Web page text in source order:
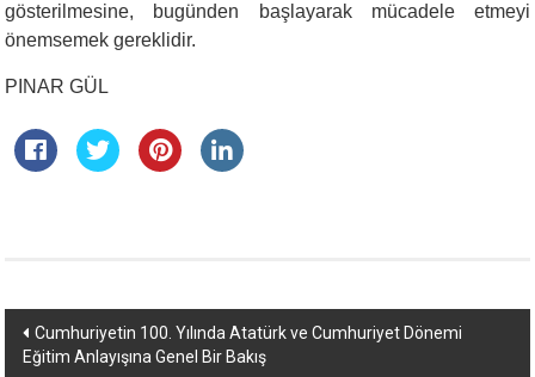
gösterilmesine, bugünden başlayarak mücadele etmeyi
önemsemek gereklidir.
PINAR GÜL
Yazı
Cumhuriyetin 100. Yılında Atatürk ve Cumhuriyet Dönemi
Eğitim Anlayışına Genel Bir Bakış